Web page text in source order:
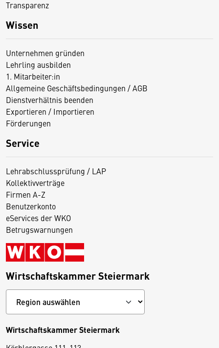
Transparenz
Wissen
Unternehmen gründen
Lehrling ausbilden
1. Mitarbeiter:in
Allgemeine Geschäftsbedingungen / AGB
Dienstverhältnis beenden
Exportieren / Importieren
Förderungen
Service
Lehrabschlussprüfung / LAP
Kollektivverträge
Firmen A-Z
Benutzerkonto
eServices der WKO
Betrugswarnungen
Wirtschaftskammer Steiermark
Wirtschaftskammer Steiermark